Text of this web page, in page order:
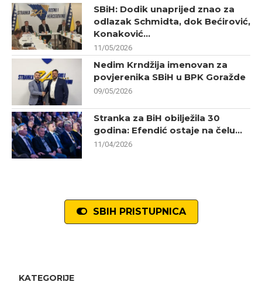
SBiH: Dodik unaprijed znao za
odlazak Schmidta, dok Bećirović,
Konaković...
11/05/2026
Nedim Krndžija imenovan za
povjerenika SBiH u BPK Goražde
09/05/2026
Stranka za BiH obilježila 30
godina: Efendić ostaje na čelu...
11/04/2026
SBIH PRISTUPNICA
KATEGORIJE